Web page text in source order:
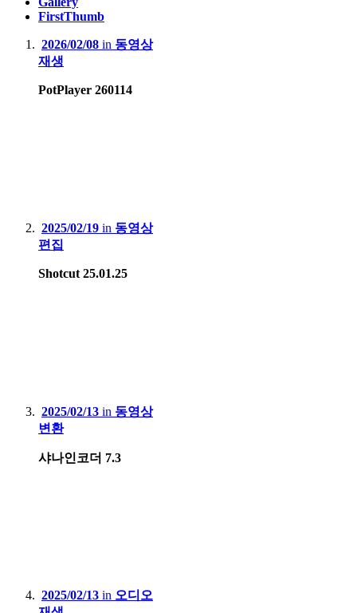
FirstThumb
2026/02/08 in 동영상
재생
PotPlayer 260114
2025/02/19 in 동영상
편집
Shotcut 25.01.25
2025/02/13 in 동영상
변환
샤나인코더 7.3
2025/02/13 in 오디오